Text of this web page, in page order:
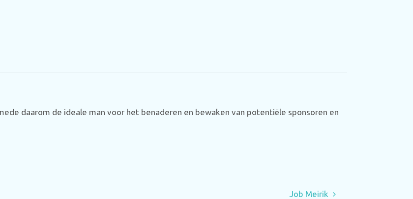
daarom de ideale man voor het benaderen en bewaken van potentiële sponsoren en
Job Meirik